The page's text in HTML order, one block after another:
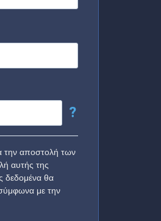
?
την αποστολή των
αυτής της
δεδομένα θα
με την